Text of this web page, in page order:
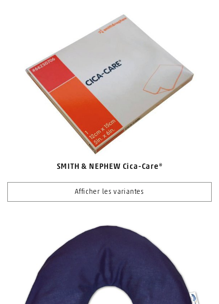
SMITH & NEPHEW Cica-Care®
Afficher les variantes